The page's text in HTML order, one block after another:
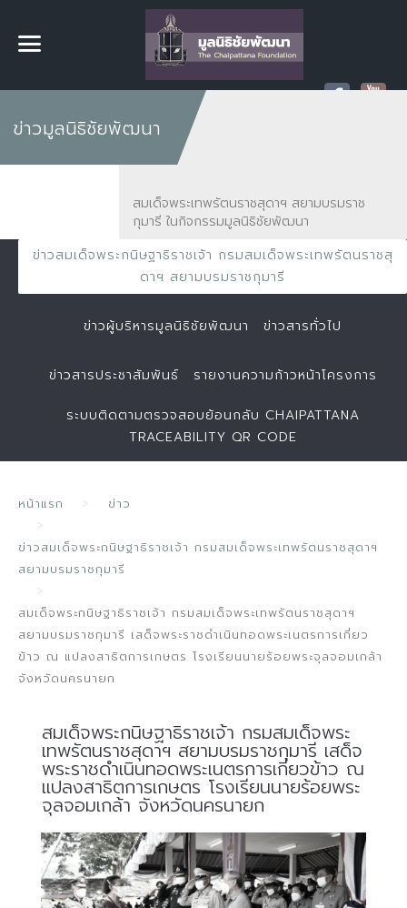
ข่าวมูลนิธิชัยพัฒนา
สมเด็จพระเทพรัตนราชสุดาฯ สยามบรมราช
กุมารี ในกิจกรรมมูลนิธิชัยพัฒนา
ข่าวสมเด็จพระกนิษฐาธิราชเจ้า กรมสมเด็จพระเทพรัตนราชสุ
ดาฯ สยามบรมราชกุมารี
ข่าวผู้บริหารมูลนิธิชัยพัฒนา ข่าวสารทั่วไป
ข่าวสารประชาสัมพันธ์ รายงานความก้าวหน้าโครงการ
ระบบติดตามตรวจสอบย้อนกลับ CHAIPATTANA
TRACEABILITY QR CODE
หน้าแรก ข่าว
ข่าวสมเด็จพระกนิษฐาธิราชเจ้า กรมสมเด็จพระเทพรัตนราชสุดาฯ
สยามบรมราชกุมารี
สมเด็จพระกนิษฐาธิราชเจ้า กรมสมเด็จพระเทพรัตนราชสุดาฯ
สยามบรมราชกุมารี เสด็จพระราชดำเนินทอดพระเนตรการเกี่ยว
ข้าว ณ แปลงสาธิตการเกษตร โรงเรียนนายร้อยพระจุลจอมเกล้า
จังหวัดนครนายก
สมเด็จพระกนิษฐาธิราชเจ้า กรมสมเด็จพระ
เทพรัตนราชสุดาฯ สยามบรมราชกุมารี เสด็จ
พระราชดำเนินทอดพระเนตรการเกี่ยวข้าว ณ
แปลงสาธิตการเกษตร โรงเรียนนายร้อยพระ
จุลจอมเกล้า จังหวัดนครนายก